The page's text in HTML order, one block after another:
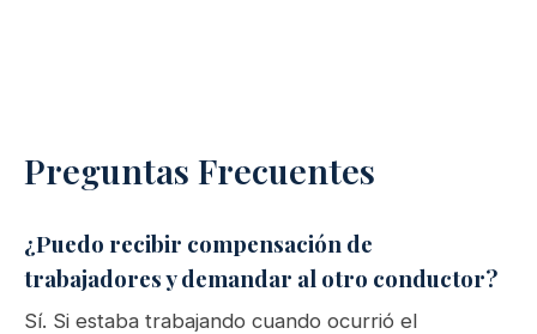
Preguntas Frecuentes
¿Puedo recibir compensación de
trabajadores y demandar al otro conductor?
Sí. Si estaba trabajando cuando ocurrió el